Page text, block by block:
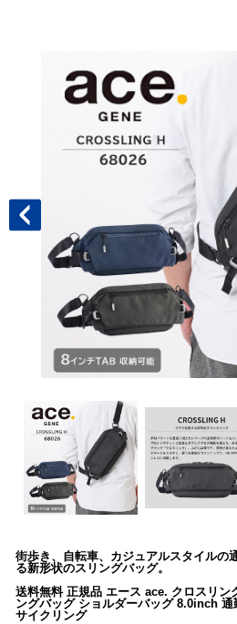
街歩き、自転車、カジュアルスタイルの
る新形状のスリングバッグ。
送料無料 正規品 エース ace. クロスリン
ングバッグ ショルダーバッグ 8.0inch
サイクリング